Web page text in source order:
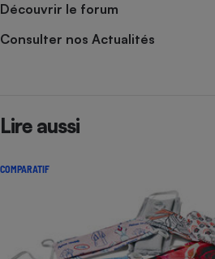
Découvrir le forum
Consulter nos Actualités
Lire aussi
COMPARATIF